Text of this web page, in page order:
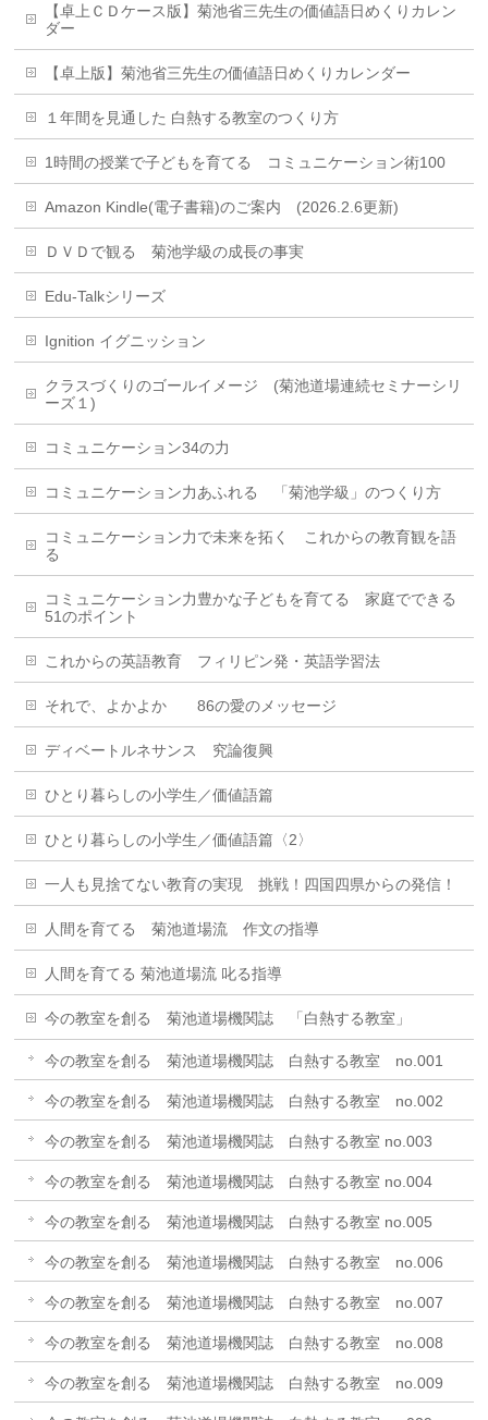
【卓上ＣＤケース版】菊池省三先生の価値語日めくりカレン
ダー
【卓上版】菊池省三先生の価値語日めくりカレンダー
１年間を見通した 白熱する教室のつくり方
1時間の授業で子どもを育てる コミュニケーション術100
Amazon Kindle(電子書籍)のご案内 (2026.2.6更新)
ＤＶＤで観る 菊池学級の成長の事実
Edu-Talkシリーズ
Ignition イグニッション
クラスづくりのゴールイメージ (菊池道場連続セミナーシリ
ーズ１)
コミュニケーション34の力
コミュニケーション力あふれる 「菊池学級」のつくり方
コミュニケーション力で未来を拓く これからの教育観を語
る
コミュニケーション力豊かな子どもを育てる 家庭でできる
51のポイント
これからの英語教育 フィリピン発・英語学習法
それで、よかよか 86の愛のメッセージ
ディベートルネサンス 究論復興
ひとり暮らしの小学生／価値語篇
ひとり暮らしの小学生／価値語篇〈2〉
一人も見捨てない教育の実現 挑戦！四国四県からの発信！
人間を育てる 菊池道場流 作文の指導
人間を育てる 菊池道場流 叱る指導
今の教室を創る 菊池道場機関誌 「白熱する教室」
今の教室を創る 菊池道場機関誌 白熱する教室 no.001
今の教室を創る 菊池道場機関誌 白熱する教室 no.002
今の教室を創る 菊池道場機関誌 白熱する教室 no.003
今の教室を創る 菊池道場機関誌 白熱する教室 no.004
今の教室を創る 菊池道場機関誌 白熱する教室 no.005
今の教室を創る 菊池道場機関誌 白熱する教室 no.006
今の教室を創る 菊池道場機関誌 白熱する教室 no.007
今の教室を創る 菊池道場機関誌 白熱する教室 no.008
今の教室を創る 菊池道場機関誌 白熱する教室 no.009